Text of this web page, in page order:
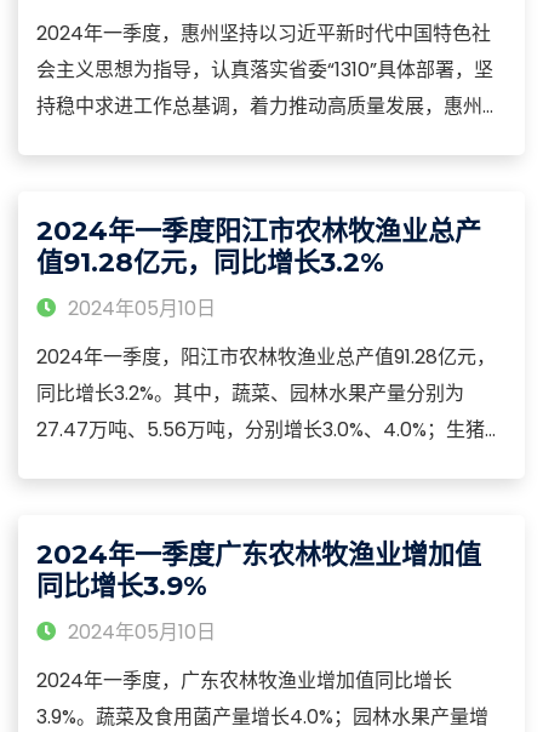
2024年一季度，惠州坚持以习近平新时代中国特色社
会主义思想为指导，认真落实省委“1310”具体部署，坚
持稳中求进工作总基调，着力推动高质量发展，惠州市
10.0%，增速比1-2月回落0.2个百分点。
2024年一季度阳江市农林牧渔业总产
值91.28亿元，同比增长3.2%
2024年05月10日
2024年一季度，阳江市农林牧渔业总产值91.28亿元，
同比增长3.2%。其中，蔬菜、园林水果产量分别为
27.47万吨、5.56万吨，分别增长3.0%、4.0%；生猪出
总产量30.70万吨，增长2.0%。
2024年一季度广东农林牧渔业增加值
同比增长3.9%
2024年05月10日
2024年一季度，广东农林牧渔业增加值同比增长
3.9%。蔬菜及食用菌产量增长4.0%；园林水果产量增